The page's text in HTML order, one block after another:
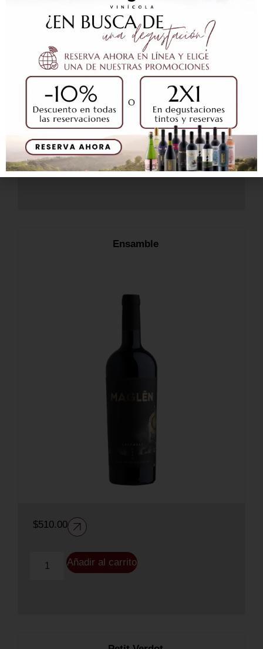
430.00
Añadir al carrito
Ensamble
$510.00
Añadir al carrito